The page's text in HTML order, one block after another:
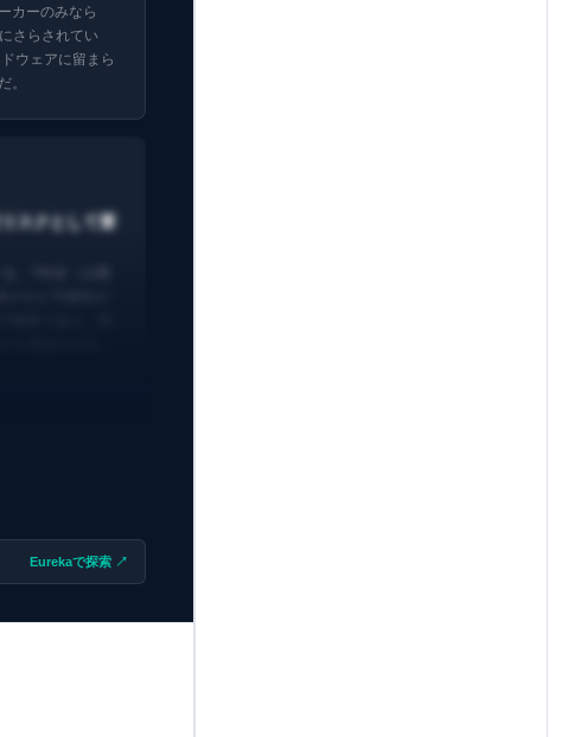
カーのみなら
さらされてい
ウェアに留まら
。
スクとして要
。7件目（公開
れた可能性が
確実であり、特
る価値がある。
Eurekaで探索 ↗